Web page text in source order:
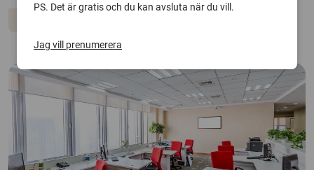
PS. Det är gratis och du kan avsluta när du vill.
Jag vill prenumerera